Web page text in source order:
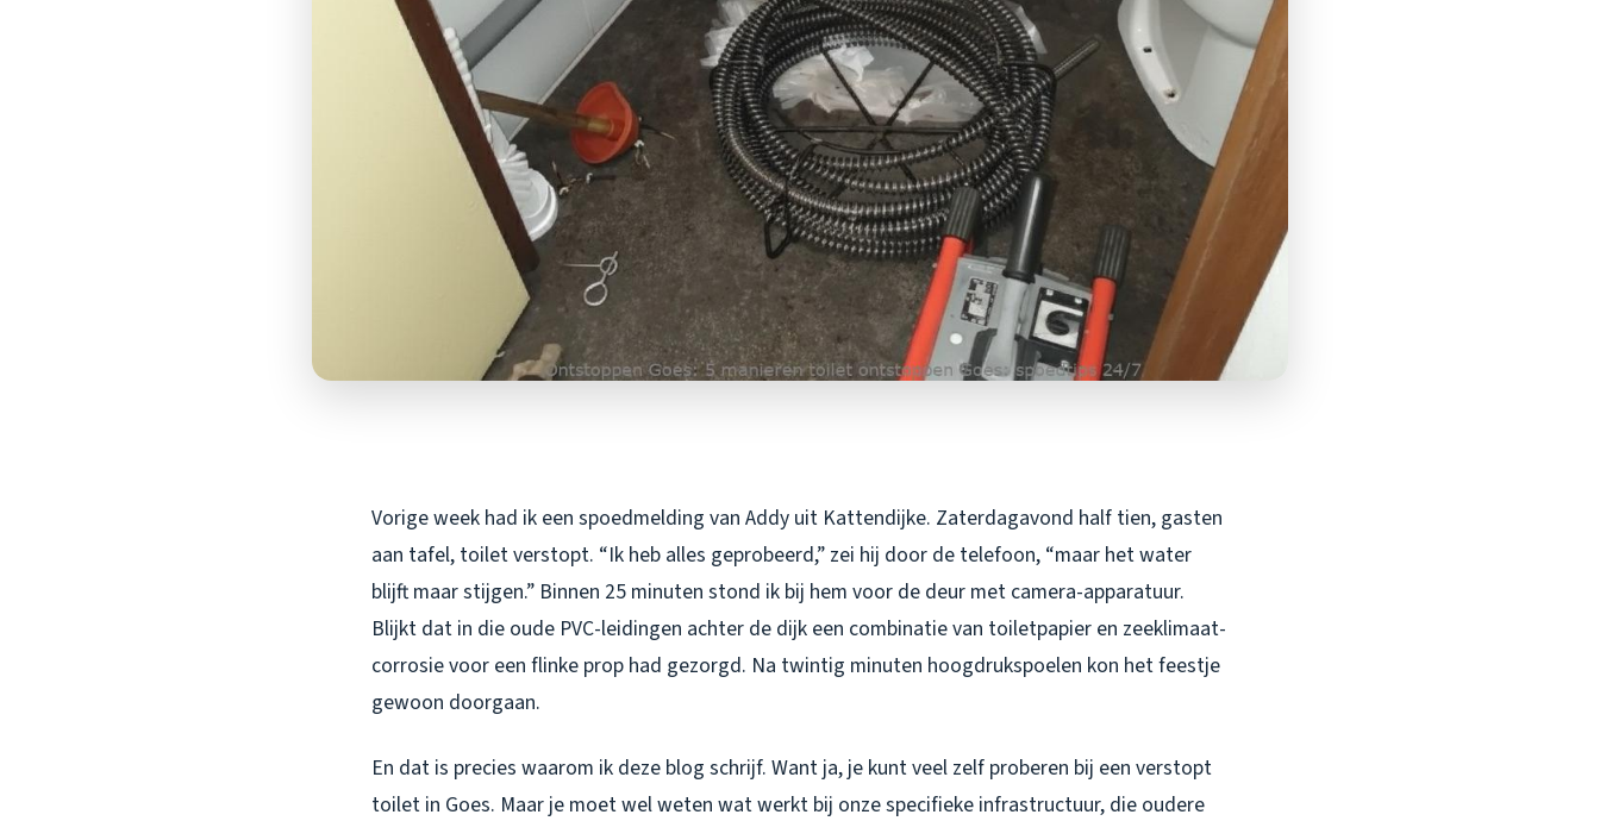
Vorige week had ik een spoedmelding van Addy uit Kattendijke. Zaterdagavond half tien, gasten
aan tafel, toilet verstopt. “Ik heb alles geprobeerd,” zei hij door de telefoon, “maar het water
blijft maar stijgen.” Binnen 25 minuten stond ik bij hem voor de deur met camera-apparatuur.
Blijkt dat in die oude PVC-leidingen achter de dijk een combinatie van toiletpapier en zeeklimaat-
corrosie voor een flinke prop had gezorgd. Na twintig minuten hoogdrukspoelen kon het feestje
gewoon doorgaan.
En dat is precies waarom ik deze blog schrijf. Want ja, je kunt veel zelf proberen bij een verstopt
toilet in Goes. Maar je moet wel weten wat werkt bij onze specifieke infrastructuur, die oudere